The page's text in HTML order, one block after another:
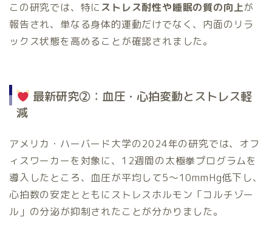
この研究では、特に ストレス耐性や睡眠の質の向上が
報告され、単なる身体的運動だけでなく、内面のリラ
ックス状態を高めることが確認されました。
最新研究②：血圧・心拍変動とストレス軽
減
アメリカ・ハーバード大学の2024年の研究では、オフ
ィスワーカーを対象に、12週間の太極拳プログラムを
導入したところ、血圧が平均して5〜10mmHg低下し、
心拍数の安定とともにストレスホルモン「コルチゾー
ル」の分泌が抑制されたことが分かりました。